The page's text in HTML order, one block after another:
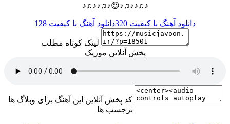
♪♫♪♪♫♪😍♪♫♪♪♫♪
دانلود آهنگ با کیفیت 320 دانلود آهنگ با کیفیت 128
لینک کوتاه مطلب
پخش آنلاین موزیک
کد پخش آنلاین این آهنگ برای وبلاگ ها
برچسب ها